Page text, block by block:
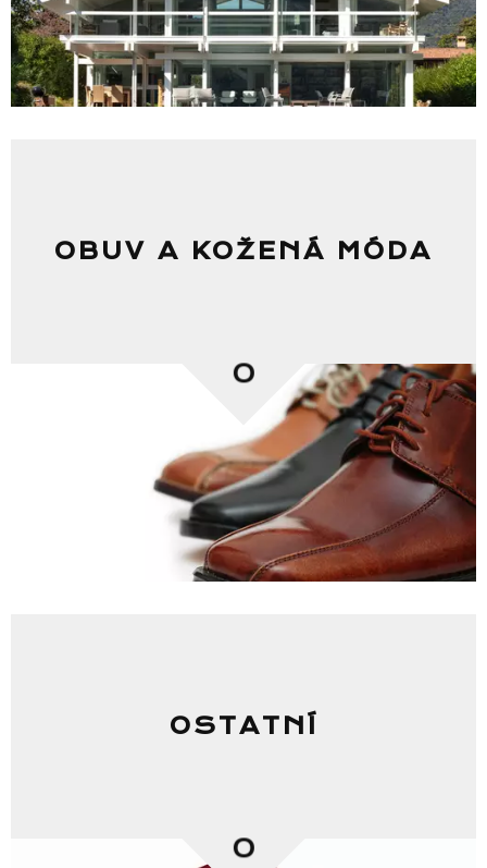
OBUV A KOŽENÁ MÓDA
0
OSTATNÍ
0